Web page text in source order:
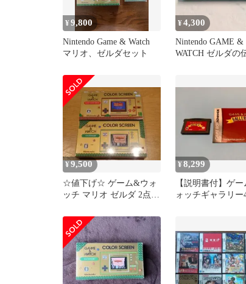
¥9,800
Nintendo Game & Watch
マリオ、ゼルダセット
¥4,300
Nintendo GAME &
WATCH ゼルダの
¥9,500
☆値下げ☆ ゲーム&ウォ
ッチ マリオ ゼルダ 2点セ
¥8,299
【説明書付】ゲ
ォッチギャラリー